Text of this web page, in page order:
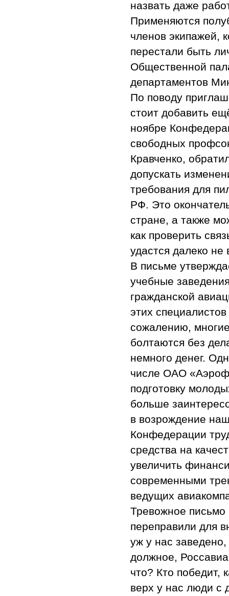
назвать даже
Применяются
членов экипажей,
перестали быть
Общественной
департаментов
По поводу
стоит добавить
ноябре
свободных
Кравченко,
допускать
требования для
РФ. Это
стране, а также
как проверить
удастся далеко не
В письме
учебные
гражданской
этих
сожалению, многие
болтаются без
немного денег.
числе ОАО
подготовку
больше
в возрождение
Конфедерации
средства на
увеличить
современными
ведущих
Тревожное письмо
переправили для
уж у нас
должное,
что? Кто победит,
верх у нас люди с